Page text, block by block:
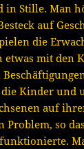
in Stille. Man
auf
die
etwas mit den
Kinder und
auf
Problem, so